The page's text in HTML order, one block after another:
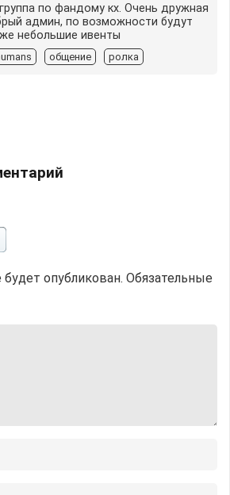
по фандому кх. Очень дружная
админ, по возможности будут
небольшие ивенты
общение ролка
опубликован. Обязательные